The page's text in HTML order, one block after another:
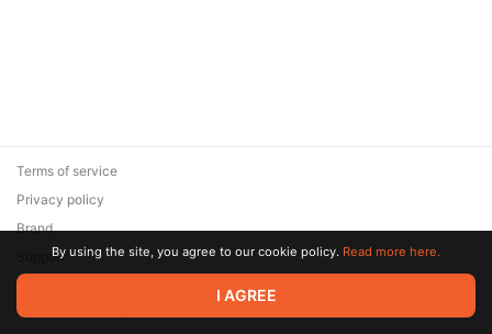
© 2026 Zaya Solutions Limited. All rights reserved. All trademarks
are the property of their respective owners.
Terms of service
Privacy policy
Brand
SupportBy using the site, you agree to our cookie policy. Read more here.
I AGREE